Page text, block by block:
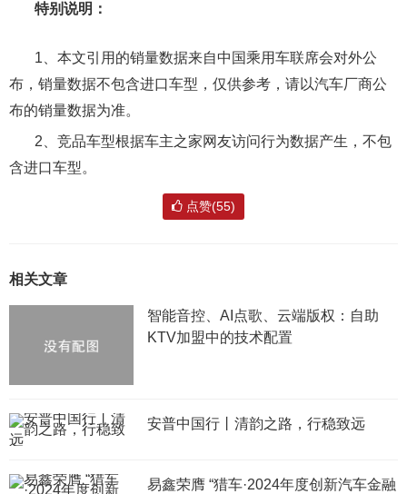
特别说明：
1、本文引用的销量数据来自中国乘用车联席会对外公
布，销量数据不包含进口车型，仅供参考，请以汽车厂商公
布的销量数据为准。
2、竞品车型根据车主之家网友访问行为数据产生，不包
含进口车型。
点赞(55)
相关文章
智能音控、AI点歌、云端版权：自助
KTV加盟中的技术配置
安普中国行丨清韵之路，行稳致远
易鑫荣膺 “猎车·2024年度创新汽车金融